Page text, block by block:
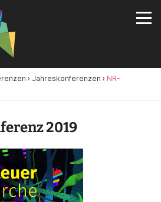
› Jahreskonferenzen › NR-
2019